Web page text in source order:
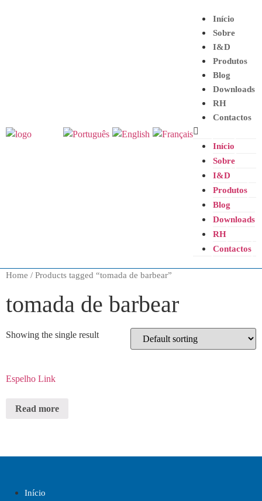
Início
Sobre
I&D
Produtos
Blog
Downloads
RH
Contactos
Início
Sobre
I&D
Produtos
Blog
Downloads
RH
Contactos
Home / Products tagged “tomada de barbear”
tomada de barbear
Showing the single result
Espelho Link
Read more
Início